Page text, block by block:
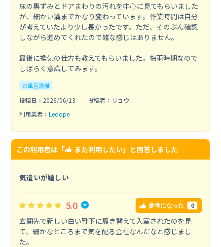
床の黒ずみとドアまわりの汚れを中心に見てもらいました
が、細かい溝までかなり変わっています。作業時間は自分
が考えていたより少し長かったです。ただ、そのぶん確認
しながら進めてくれたので雑な感じはありません。
最後に換気の仕方も教えてもらいました。梅雨時期なので
しばらく意識してみます。
お風呂清掃
投稿日：2026/06/13
投稿者：リョウ
利用業者： Ledope
この利用者は「 また利用したい」と回答しました
気遣いが嬉しい
5.0 参考になった 0
玄関先で新しい白い靴下に履き替えて入室されたのを見
て、細かなところまで気を配る会社なんだなと感じまし
た。